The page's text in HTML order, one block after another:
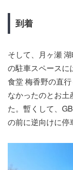
到着
そして、月ヶ瀬
の駐車スペースに
食堂 梅香野の直
なかったのとお土
た。暫くして、
の前に逆向けに停